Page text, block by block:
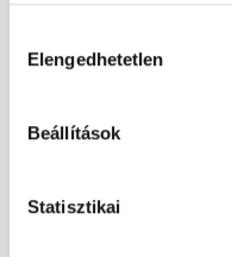
szabályzat:https://
kiválasztása
Elengedhetetlen
Beállítások
Statisztikai
SZAKTERÜLETEK
Szolgáltatások